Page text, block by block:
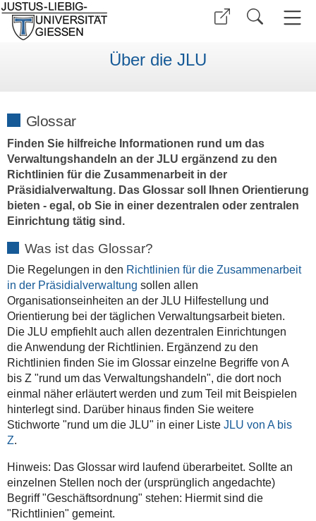
Über die JLU
Glossar
Finden Sie hilfreiche Informationen rund um das
Verwaltungshandeln an der JLU ergänzend zu den
Richtlinien für die Zusammenarbeit in der
Präsidialverwaltung. Das Glossar soll Ihnen Orientierung
bieten - egal, ob Sie in einer dezentralen oder zentralen
Einrichtung tätig sind.
Was ist das Glossar?
Die Regelungen in den Richtlinien für die Zusammenarbeit
in der Präsidialverwaltung sollen allen
Organisationseinheiten an der JLU Hilfestellung und
Orientierung bei der täglichen Verwaltungsarbeit bieten.
Die JLU empfiehlt auch allen dezentralen Einrichtungen
die Anwendung der Richtlinien. Ergänzend zu den
Richtlinien finden Sie im Glossar einzelne Begriffe von A
bis Z "rund um das Verwaltungshandeln", die dort noch
einmal näher erläutert werden und zum Teil mit Beispielen
hinterlegt sind. Darüber hinaus finden Sie weitere
Stichworte "rund um die JLU" in einer Liste JLU von A bis
Z.
Hinweis: Das Glossar wird laufend überarbeitet. Sollte an
einzelnen Stellen noch der (ursprünglich angedachte)
Begriff "Geschäftsordnung" stehen: Hiermit sind die
"Richtlinien" gemeint.